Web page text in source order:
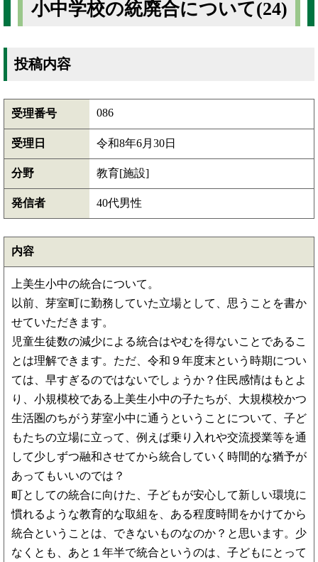
小中学校の統廃合について(24)
投稿内容
受理番号 086
受理日 令和8年6月30日
分野 教育[施設]
発信者 40代男性
内容
上美生小中の統合について。
以前、芽室町に勤務していた立場として、思うことを書か
せていただきます。
児童生徒数の減少による統合はやむを得ないことであるこ
とは理解できます。ただ、令和９年度末という時期につい
ては、早すぎるのではないでしょうか？住民感情はもとよ
り、小規模校である上美生小中の子たちが、大規模校かつ
生活圏のちがう芽室小中に通うということについて、子ど
もたちの立場に立って、例えば乗り入れや交流授業等を通
して少しずつ融和させてから統合していく時間的な猶予が
あってもいいのでは？
町としての統合に向けた、子どもが安心して新しい環境に
慣れるような教育的な取組を、ある程度時間をかけてから
統合ということは、できないものなのか？と思います。少
なくとも、あと１年半で統合というのは、子どもにとって